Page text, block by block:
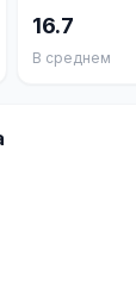
16.7
В среднем